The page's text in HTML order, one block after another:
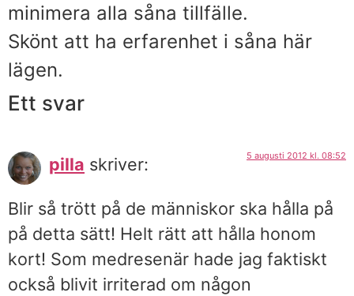
minimera alla såna tillfälle.
Skönt att ha erfarenhet i såna här
lägen.
Ett svar
pilla skriver: 5 augusti 2012 kl. 08:52
Blir så trött på de människor ska hålla på
på detta sätt! Helt rätt att hålla honom
kort! Som medresenär hade jag faktiskt
också blivit irriterad om någon